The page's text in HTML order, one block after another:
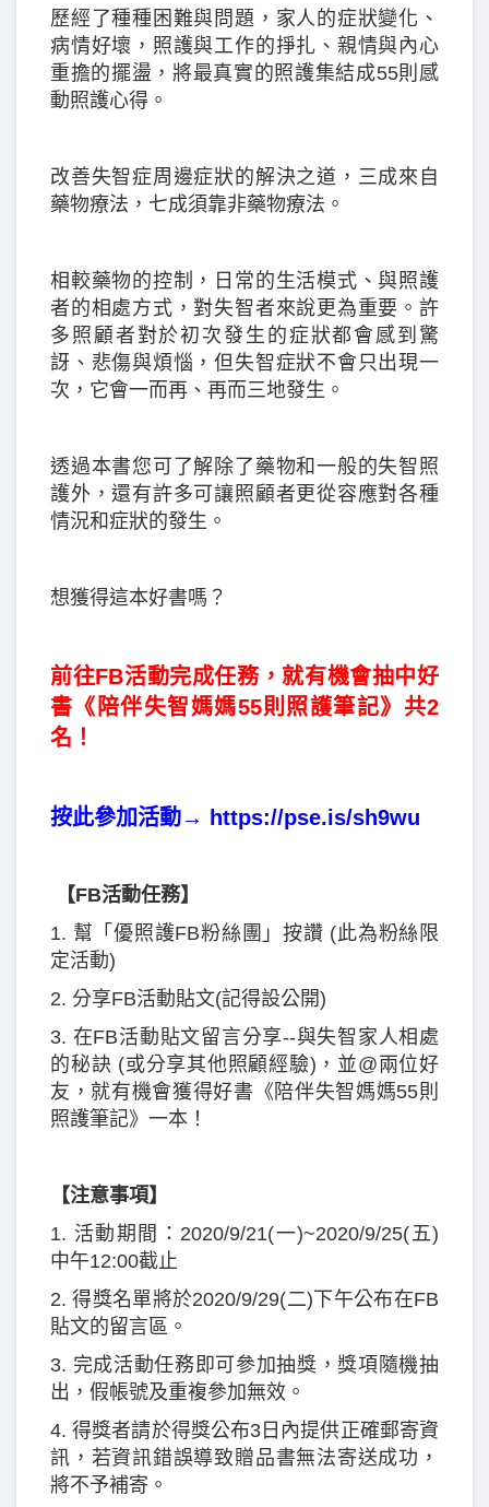
歷經了種種困難與問題，家人的症狀變化、
病情好壞，照護與工作的掙扎、親情與內心
重擔的擺盪，將最真實的照護集結成55則感
動照護心得。
改善失智症周邊症狀的解決之道，三成來自
藥物療法，七成須靠非藥物療法。
相較藥物的控制，日常的生活模式、與照護
者的相處方式，對失智者來說更為重要。許
多照顧者對於初次發生的症狀都會感到驚
訝、悲傷與煩惱，但失智症狀不會只出現一
次，它會一而再、再而三地發生。
透過本書您可了解除了藥物和一般的失智照
護外，還有許多可讓照顧者更從容應對各種
情況和症狀的發生。
想獲得這本好書嗎？
前往FB活動完成任務，就有機會抽中好
書《陪伴失智媽媽55則照護筆記》共2
名！
按此參加活動→ https://pse.is/sh9wu
【FB活動任務】
1. 幫「優照護FB粉絲團」按讚 (此為粉絲限
定活動)
2. 分享FB活動貼文(記得設公開)
3. 在FB活動貼文留言分享--與失智家人相處
的秘訣 (或分享其他照顧經驗)，並@兩位好
友，就有機會獲得好書《陪伴失智媽媽55則
照護筆記》一本！
【注意事項】
1. 活動期間：2020/9/21(一)~2020/9/25(五)
中午12:00截止
2. 得獎名單將於2020/9/29(二)下午公布在FB
貼文的留言區。
3. 完成活動任務即可參加抽獎，獎項隨機抽
出，假帳號及重複參加無效。
4. 得獎者請於得獎公布3日內提供正確郵寄資
訊，若資訊錯誤導致贈品書無法寄送成功，
將不予補寄。